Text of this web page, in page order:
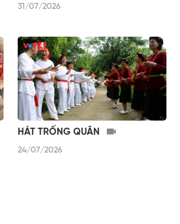
31/07/2026
HÁT TRỐNG QUÂN
24/07/2026